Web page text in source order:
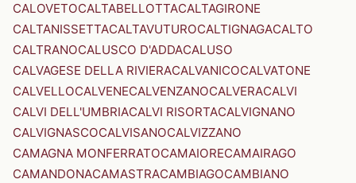
CALOVETOCALTABELLOTTACALTAGIRONE
CALTANISSETTACALTAVUTUROCALTIGNAGACALTO
CALTRANOCALUSCO D'ADDACALUSO
CALVAGESE DELLA RIVIERACALVANICOCALVATONE
CALVELLOCALVENECALVENZANOCALVERACALVI
CALVI DELL'UMBRIACALVI RISORTACALVIGNANO
CALVIGNASCOCALVISANOCALVIZZANO
CAMAGNA MONFERRATOCAMAIORECAMAIRAGO
CAMANDONACAMASTRACAMBIAGOCAMBIANO